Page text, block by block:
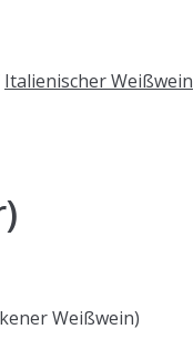
Italienischer Weißwein
Weißwein)